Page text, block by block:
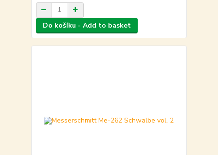
Do košíku - Add to basket